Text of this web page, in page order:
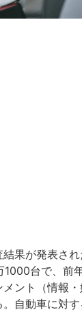
果が発表され
台で、前
ント（情報
自動車に対